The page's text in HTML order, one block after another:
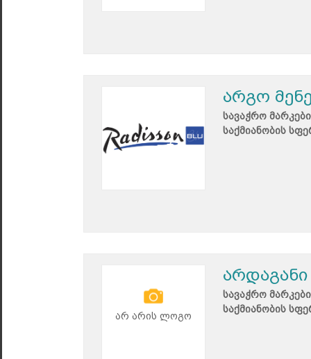
არგო
სავაჭრო
საქმიანობის
არ არის ლოგო
არდაგანი
სავაჭრო
საქმიანობის